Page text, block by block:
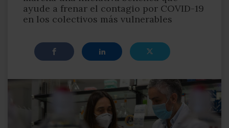
ayude a frenar el contagio por COVID-19
en los colectivos más vulnerables